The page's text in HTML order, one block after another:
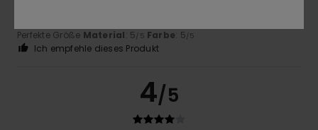
Perfekte Größe Material: 5 /5 Farbe: 5 /5
Ich empfehle dieses Produkt
4/5